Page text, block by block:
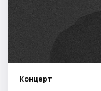
События
Концерт